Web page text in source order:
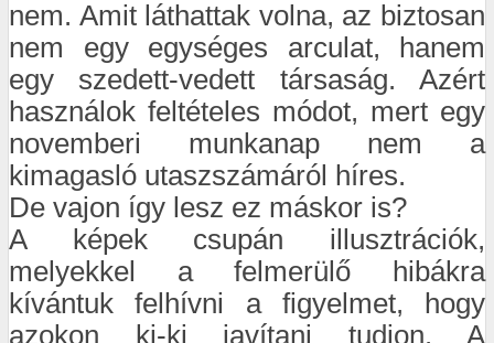
nem. Amit láthattak volna, az biztosan
nem egy egységes arculat, hanem
egy szedett-vedett társaság. Azért
használok feltételes módot, mert egy
novemberi munkanap nem a
kimagasló utaszszámáról híres.
De vajon így lesz ez máskor is?
A képek csupán illusztrációk,
melyekkel a felmerülő hibákra
kívántuk felhívni a figyelmet, hogy
azokon ki-ki javítani tudjon. A